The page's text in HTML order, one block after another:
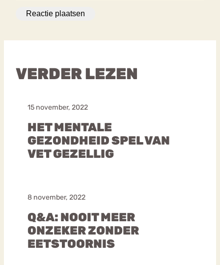
VERDER LEZEN
15 november, 2022
HET MENTALE
GEZONDHEID SPEL VAN
VET GEZELLIG
8 november, 2022
Q&A: NOOIT MEER
ONZEKER ZONDER
EETSTOORNIS